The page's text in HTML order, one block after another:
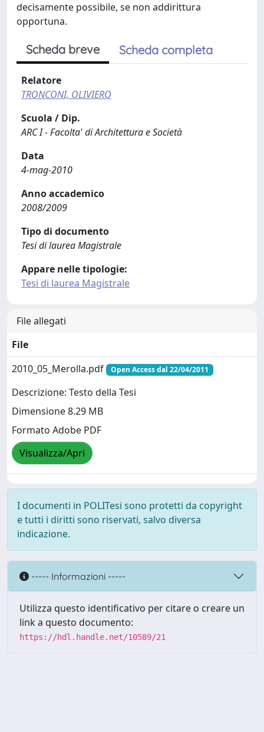
decisamente possibile, se non addirittura
opportuna.
Scheda breve Scheda completa
Relatore
TRONCONI, OLIVIERO
Scuola / Dip.
ARC I - Facolta' di Architettura e Società
Data
4-mag-2010
Anno accademico
2008/2009
Tipo di documento
Tesi di laurea Magistrale
Appare nelle tipologie:
Tesi di laurea Magistrale
File allegati
File
2010_05_Merolla.pdf
Open Access dal 22/04/2011
Descrizione: Testo della Tesi
Dimensione 8.29 MB
Formato Adobe PDF
Visualizza/Apri
I documenti in POLITesi sono protetti da copyright
e tutti i diritti sono riservati, salvo diversa
indicazione.
----- Informazioni -----
Utilizza questo identificativo per citare o creare un
link a questo documento:
https://hdl.handle.net/10589/21